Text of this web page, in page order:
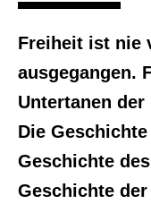
Freiheit ist nie
ausgegangen.
Untertanen der
Die
Geschichte
Geschichte